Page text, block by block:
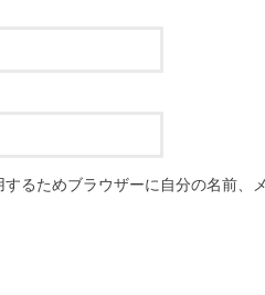
るためブラウザーに自分の名前、